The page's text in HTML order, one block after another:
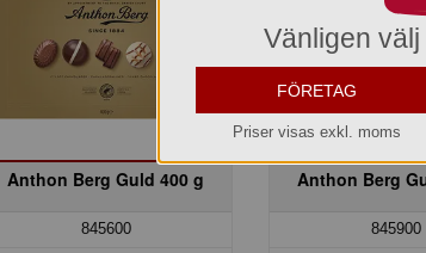
Anthon Berg Guld 400 g
845600
Anthon Berg
845900
Vänligen
FÖRETAG
Priser visas exkl. moms